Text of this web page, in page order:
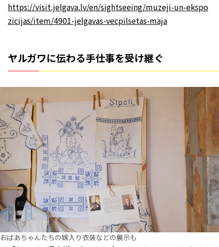
https://visit.jelgava.lv/en/sightseeing/muzeji-un-ekspo
zicijas/item/4901-jelgavas-vecpilsetas-maja
ヤルガワに伝わる手仕事を受け継ぐ
おばあちゃんたちの嫁入り衣装などの展示も